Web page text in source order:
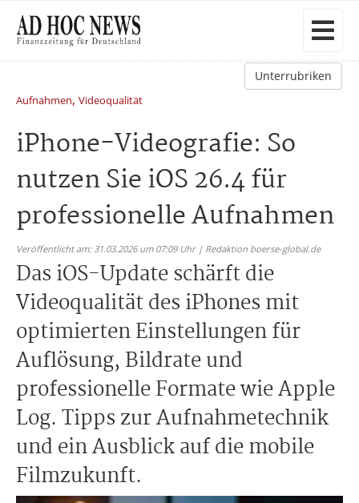
Unterrubriken
Aufnahmen, Videoqualität
iPhone-Videografie: So
nutzen Sie iOS 26.4 für
professionelle Aufnahmen
Veröffentlicht am: 31.03.2026 um 07:09 Uhr | Redaktion boerse-global.de
Das iOS-Update schärft die
Videoqualität des iPhones mit
optimierten Einstellungen für
Auflösung, Bildrate und
professionelle Formate wie Apple
Log. Tipps zur Aufnahmetechnik
und ein Ausblick auf die mobile
Filmzukunft.